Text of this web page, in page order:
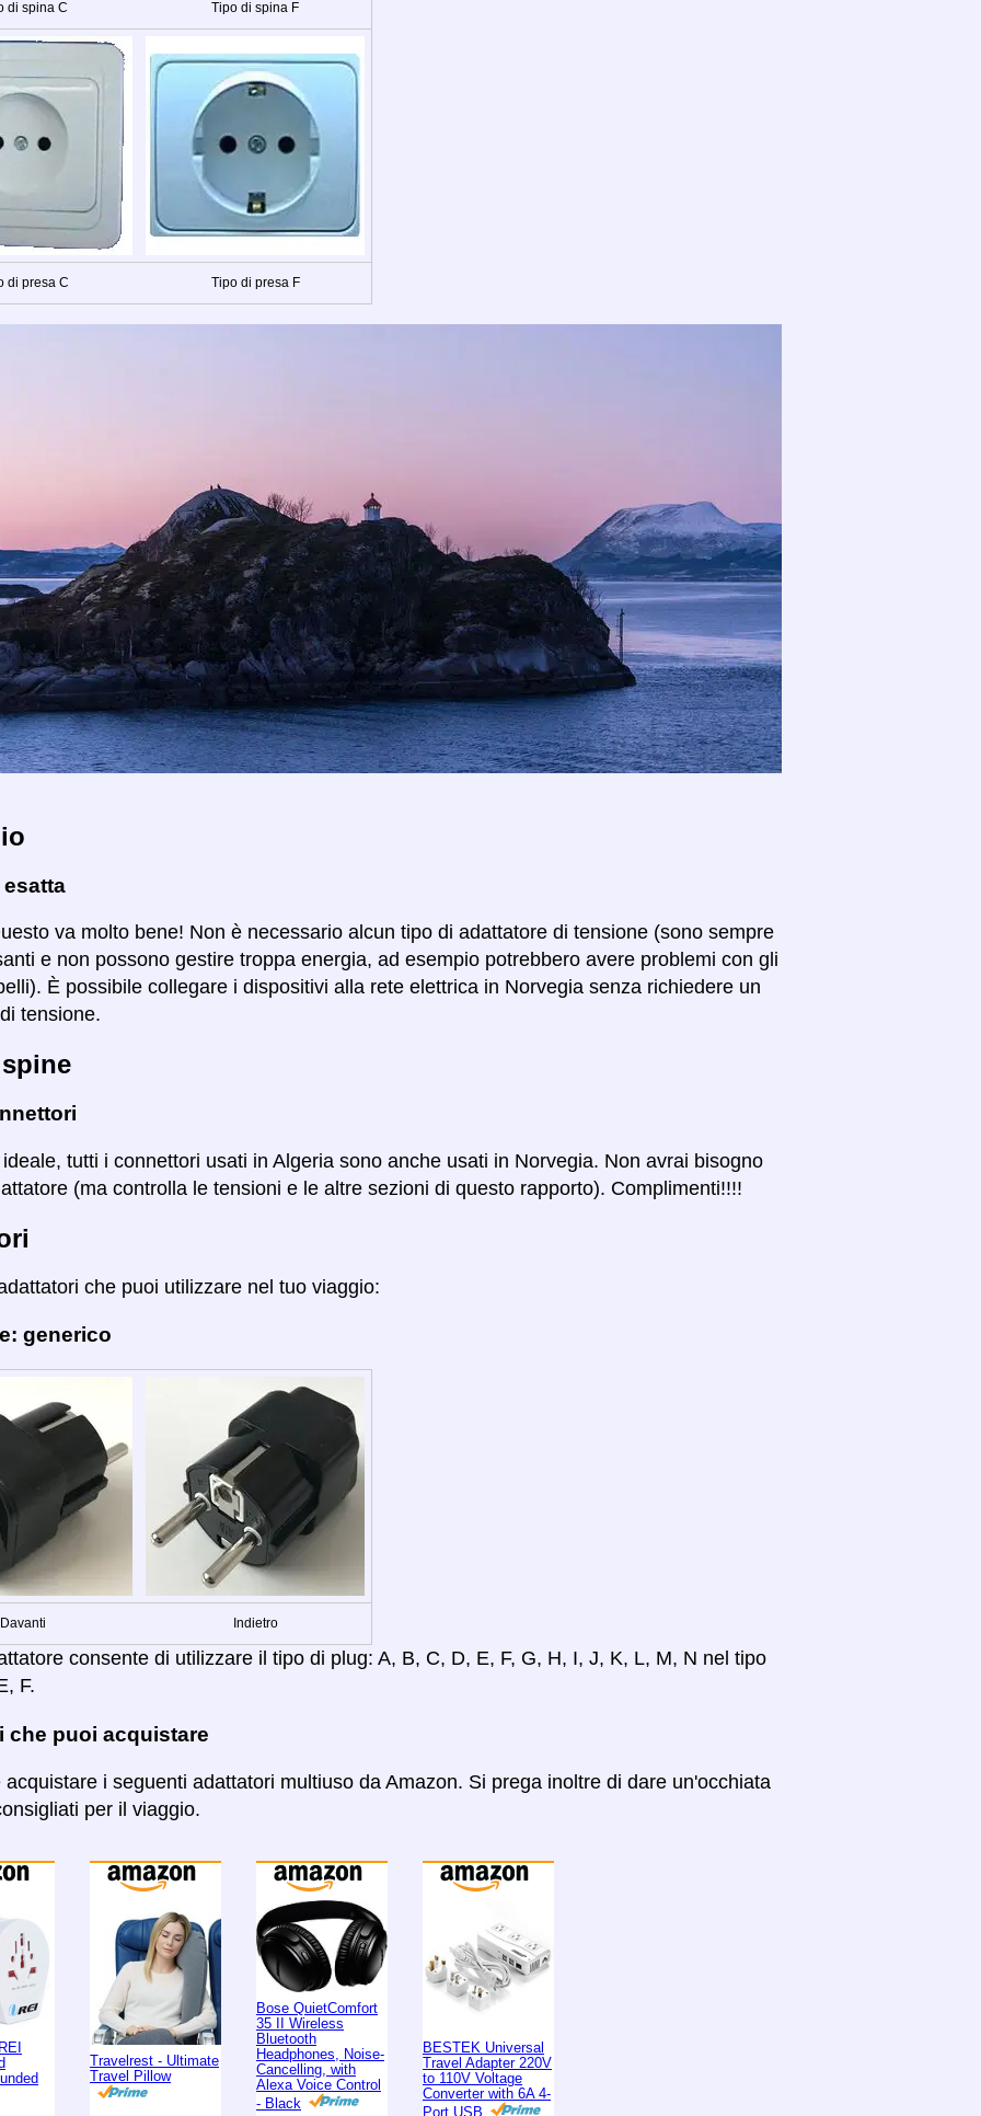
di spina C Tipo di spina F
di presa C Tipo di presa F
va molto bene! Non è necessario alcun tipo di adattatore di tensione (sono sempre
e non possono gestire troppa energia, ad esempio potrebbero avere problemi con gli
È possibile collegare i dispositivi alla rete elettrica in Norvegia senza richiedere un
tensione.
tutti i connettori usati in Algeria sono anche usati in Norvegia. Non avrai bisogno
(ma controlla le tensioni e le altre sezioni di questo rapporto). Complimenti!!!!
che puoi utilizzare nel tuo viaggio:
generico
Davanti Indietro
consente di utilizzare il tipo di plug: A, B, C, D, E, F, G, H, I, J, K, L, M, N nel tipo
F.
che puoi acquistare
acquistare i seguenti adattatori multiuso da Amazon. Si prega inoltre di dare un'occhiata
per il viaggio.
Travelrest - Ultimate
Travel Pillow
Bose QuietComfort
35 II Wireless
Bluetooth
Headphones, Noise-
Cancelling, with
Alexa Voice Control
- Black
BESTEK Universal
Travel Adapter 220V
to 110V Voltage
Converter with 6A 4-
Port USB